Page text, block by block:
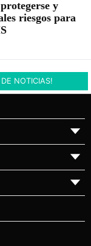
y
riesgos para
NOTICIAS!
▼
▼
▼